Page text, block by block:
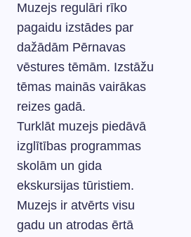
Muzejs regulāri rīko
pagaidu izstādes par
dažādām Pērnavas
vēstures tēmām. Izstāžu
tēmas mainās vairākas
reizes gadā.
Turklāt muzejs piedāvā
izglītības programmas
skolām un gida
ekskursijas tūristiem.
Muzejs ir atvērts visu
gadu un atrodas ērtā